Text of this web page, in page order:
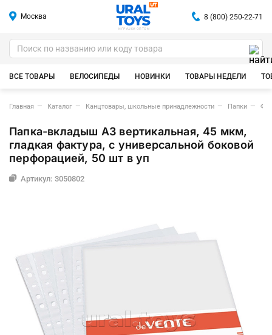
Москва
ИГРУШКИ ОПТОМ
8 (800) 250-22-71
ВСЕ ТОВАРЫ ВЕЛОСИПЕДЫ НОВИНКИ ТОВАРЫ НЕДЕЛИ
Главная Каталог Канцтовары, школьные принадлежности Папки
Папка-вкладыш A3 вертикальная, 45 мкм,
гладкая фактура, с универсальной боковой
перфорацией, 50 шт в уп
Артикул: 3050802